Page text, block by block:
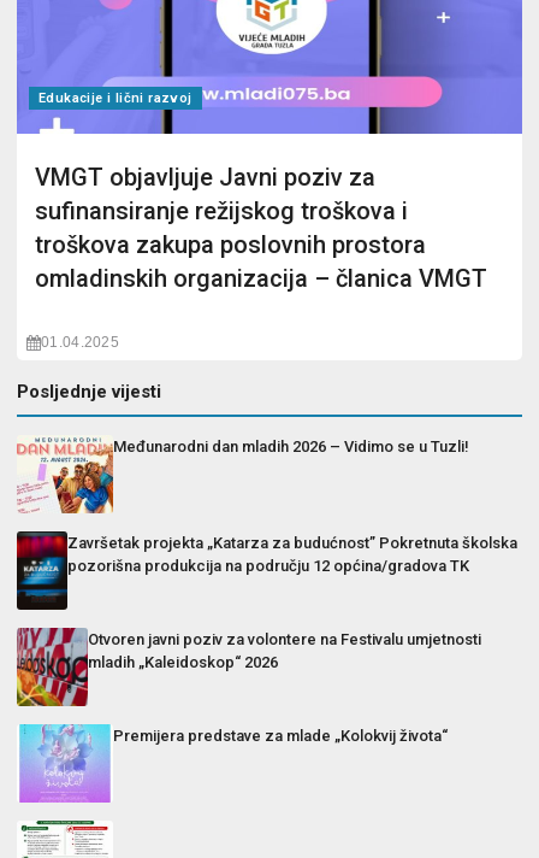
Edukacije i lični razvoj
VMGT objavljuje Javni poziv za
sufinansiranje režijskog troškova i
troškova zakupa poslovnih prostora
omladinskih organizacija – članica VMGT
01.04.2025
Posljednje vijesti
Međunarodni dan mladih 2026 – Vidimo se u Tuzli!
Završetak projekta „Katarza za budućnost” Pokretnuta školska
pozorišna produkcija na području 12 općina/gradova TK
Otvoren javni poziv za volontere na Festivalu umjetnosti
mladih „Kaleidoskop“ 2026
Premijera predstave za mlade „Kolokvij života“